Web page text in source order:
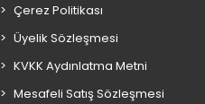
Çerez Politikası
Üyelik Sözleşmesi
KVKK Aydınlatma Metni
Mesafeli Satış Sözleşmesi